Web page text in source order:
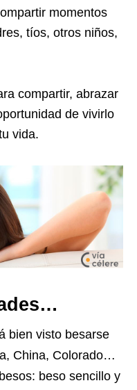
momentos
tíos, otros niños,
compartir, abrazar
de vivirlo
vida.
bien visto besarse
China, Colorado…
beso sencillo y